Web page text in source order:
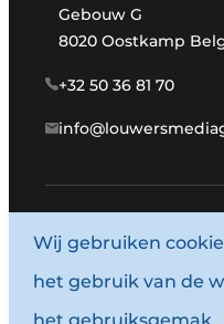
Gebouw G
8020 Oostkamp
+32 50 36 81 70
© 1987 -
Wij gebruiken
het gebruik van de